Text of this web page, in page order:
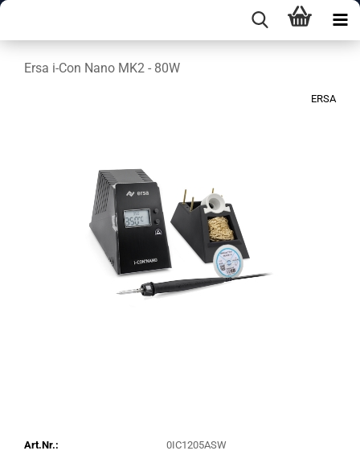
Ersa i-Con Nano MK2 - 80W
ERSA
Art.Nr.:
0IC1205ASW